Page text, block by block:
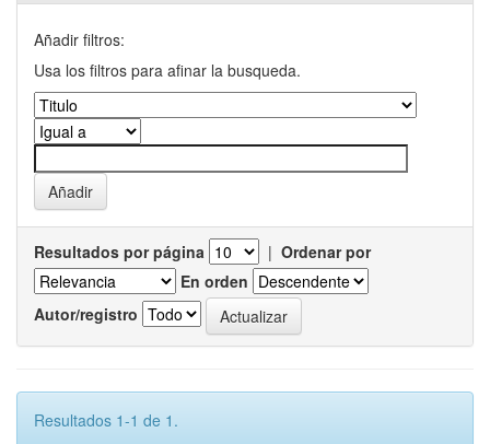
Añadir filtros:
Usa los filtros para afinar la busqueda.
Resultados por página | Ordenar por
En orden
Autor/registro
Resultados 1-1 de 1.